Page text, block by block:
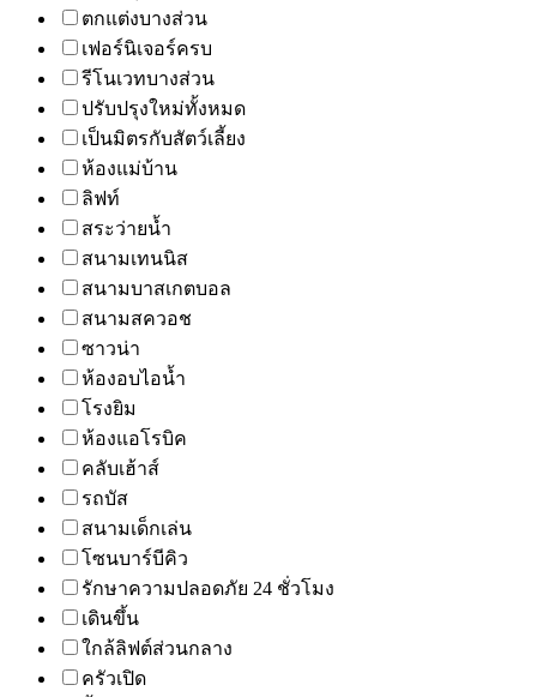
ตกแต่งบางส่วน
เฟอร์นิเจอร์ครบ
รีโนเวทบางส่วน
ปรับปรุงใหม่ทั้งหมด
เป็นมิตรกับสัตว์เลี้ยง
ห้องแม่บ้าน
ลิฟท์
สระว่ายน้ำ
สนามเทนนิส
สนามบาสเกตบอล
สนามสควอช
ซาวน่า
ห้องอบไอน้ำ
โรงยิม
ห้องแอโรบิค
คลับเฮ้าส์
รถบัส
สนามเด็กเล่น
โซนบาร์บีคิว
รักษาความปลอดภัย 24 ชั่วโมง
เดินขึ้น
ใกล้ลิฟต์ส่วนกลาง
ครัวเปิด